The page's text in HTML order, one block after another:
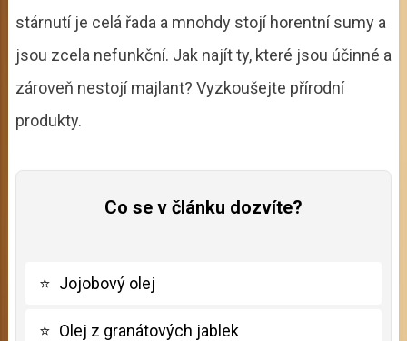
stárnutí je celá řada a mnohdy stojí horentní sumy a
jsou zcela nefunkční. Jak najít ty, které jsou účinné a
zároveň nestojí majlant? Vyzkoušejte přírodní
produkty.
Co se v článku dozvíte?
⭐ Jojobový olej
⭐ Olej z granátových jablek